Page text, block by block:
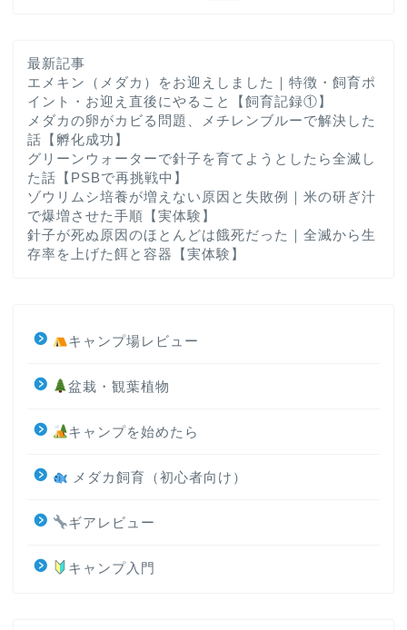
最新記事
エメキン（メダカ）をお迎えしました｜特徴・飼育ポ
イント・お迎え直後にやること【飼育記録①】
メダカの卵がカビる問題、メチレンブルーで解決した
話【孵化成功】
グリーンウォーターで針子を育てようとしたら全滅し
た話【PSBで再挑戦中】
ゾウリムシ培養が増えない原因と失敗例｜米の研ぎ汁
で爆増させた手順【実体験】
針子が死ぬ原因のほとんどは餓死だった｜全滅から生
存率を上げた餌と容器【実体験】
キャンプ場レビュー
盆栽・観葉植物
キャンプを始めたら
メダカ飼育（初心者向け）
ギアレビュー
キャンプ入門